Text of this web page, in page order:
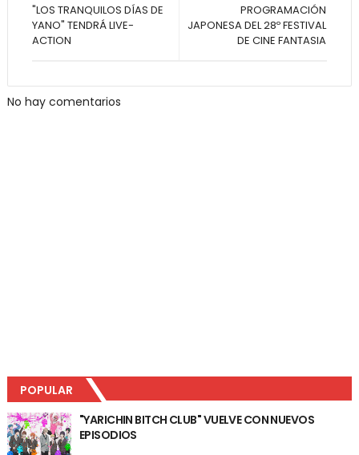
PROGRAMACIÓN
JAPONESA DEL 28º FESTIVAL
DE CINE FANTASIA
"LOS TRANQUILOS DÍAS DE
YANO" TENDRÁ LIVE-
ACTION
No hay comentarios
POPULAR
"YARICHIN BITCH CLUB" VUELVE CON NUEVOS
EPISODIOS